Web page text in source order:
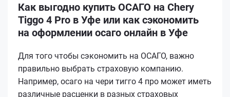
Как выгодно купить ОСАГО на Chery
Tiggo 4 Pro в Уфе или как сэкономить
на оформлении осаго онлайн в Уфе
Для того чтобы сэкономить на ОСАГО, важно
правильно выбрать страховую компанию.
Например, осаго на чери тигго 4 про может иметь
различные расценки в разных страховых